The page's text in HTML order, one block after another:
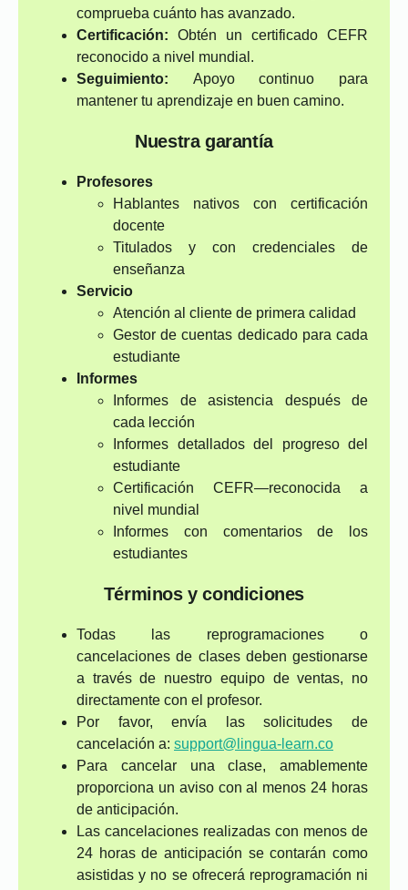
comprueba cuánto has avanzado.
Certificación: Obtén un certificado CEFR
reconocido a nivel mundial.
Seguimiento: Apoyo continuo para
mantener tu aprendizaje en buen camino.
Nuestra garantía
Profesores
Hablantes nativos con certificación
docente
Titulados y con credenciales de
enseñanza
Servicio
Atención al cliente de primera calidad
Gestor de cuentas dedicado para cada
estudiante
Informes
Informes de asistencia después de
cada lección
Informes detallados del progreso del
estudiante
Certificación CEFR—reconocida a
nivel mundial
Informes con comentarios de los
estudiantes
Términos y condiciones
Todas las reprogramaciones o
cancelaciones de clases deben gestionarse
a través de nuestro equipo de ventas, no
directamente con el profesor.
Por favor, envía las solicitudes de
cancelación a: support@lingua-learn.co
Para cancelar una clase, amablemente
proporciona un aviso con al menos 24 horas
de anticipación.
Las cancelaciones realizadas con menos de
24 horas de anticipación se contarán como
asistidas y no se ofrecerá reprogramación ni